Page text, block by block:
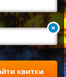
квитки